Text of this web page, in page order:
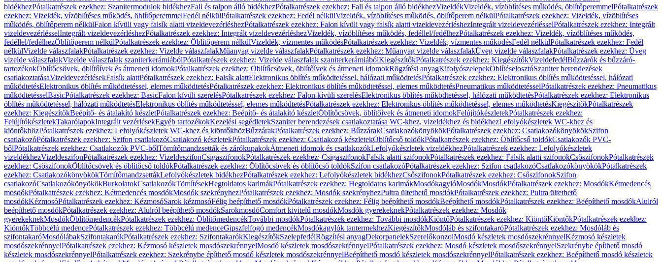
bidékhezPótalkatrészek ezekhez: Szanitermodulok bidékhezFali és talpon álló bidékhezPótalkatrészek ezekhez: Fali és talpon álló bidékhezVizeldékVizeldék, vízöblítéses működés, öblítőperemmelPótalkatrészek
ezekhez: Vizeldék, vízöblítéses működés, öblítőperemmelFedél nélkülPótalkatrészek ezekhez: Fedél nélkülVizeldék, vízöblítéses működés, öblítőperem nélkülPótalkatrészek ezekhez: Vizeldék, vízöblítéses
működés, öblítőperem nélkülFalon kívüli vagy falsík alatti vizeldevezérléshezPótalkatrészek ezekhez: Falon kívüli vagy falsík alatti vizeldevezérléshezIntegrált vizeldevezérlésselPótalkatrészek ezekhez: Integrált
vizeldevezérlésselIntegrált vizeldevezérléshezPótalkatrészek ezekhez: Integrált vizeldevezérléshezVizeldék, vízöblítéses működés, fedéllel/fedélhezPótalkatrészek ezekhez: Vizeldék, vízöblítéses működés,
fedéllel/fedélhezÖblítőperem nélkülPótalkatrészek ezekhez: Öblítőperem nélkülVizeldék, vízmentes működésPótalkatrészek ezekhez: Vizeldék, vízmentes működésFedél nélkülPótalkatrészek ezekhez: Fedél
nélkülVizelde válaszfalakPótalkatrészek ezekhez: Vizelde válaszfalakMűanyag vizelde válaszfalakPótalkatrészek ezekhez: Műanyag vizelde válaszfalakÜveg vizelde válaszfalakPótalkatrészek ezekhez: Üveg
vizelde válaszfalakVizelde válaszfalak szaniterkerámiábólPótalkatrészek ezekhez: Vizelde válaszfalak szaniterkerámiábólKiegészítőkPótalkatrészek ezekhez: KiegészítőkVizeldefedélBűzzárók és bűzzáró-
tartozékokÖblítőcsövek, öblítőívek és átmeneti idomokPótalkatrészek ezekhez: Öblítőcsövek, öblítőívek és átmeneti idomokRögzítési anyagKifolyószelepekÖblítéselosztóSzaniter berendezések
csatlakoztatásaVizeldevezérlésekFalsík alattPótalkatrészek ezekhez: Falsík alattElektronikus öblítés működtetéssel, hálózati működtetésPótalkatrészek ezekhez: Elektronikus öblítés működtetéssel, hálózati
működtetésElektronikus öblítés működtetéssel, elemes működtetésPótalkatrészek ezekhez: Elektronikus öblítés működtetéssel, elemes működtetésPneumatikus működtetésselPótalkatrészek ezekhez: Pneumatikus
működtetésselBasicPótalkatrészek ezekhez: BasicFalon kívüli szerelésPótalkatrészek ezekhez: Falon kívüli szerelésElektronikus öblítés működtetéssel, hálózati működtetésPótalkatrészek ezekhez: Elektronikus
öblítés működtetéssel, hálózati működtetésElektronikus öblítés működtetéssel, elemes működtetésPótalkatrészek ezekhez: Elektronikus öblítés működtetéssel, elemes működtetésKiegészítőkPótalkatrészek
ezekhez: KiegészítőkBeépítő- és átalakító készletPótalkatrészek ezekhez: Beépítő- és átalakító készletÖblítőcsövek, öblítőívek és átmeneti idomokFelújítókészletekPótalkatrészek ezekhez:
FelújítókészletekTakarólapokIntegrált vezérlésekEgyéb tartozékokKezelési segédletekSzaniter berendezések csatlakoztatása WC-khez, vizeldékhez és bidékhezLefolyókészletek WC-khez és
kiöntőkhözPótalkatrészek ezekhez: Lefolyókészletek WC-khez és kiöntőkhözBűzzárakPótalkatrészek ezekhez: BűzzárakCsatlakozókönyökökPótalkatrészek ezekhez: CsatlakozókönyökökSzifon
csatlakozóPótalkatrészek ezekhez: Szifon csatlakozóCsatlakozó készletekPótalkatrészek ezekhez: Csatlakozó készletekÖblítőcső toldókPótalkatrészek ezekhez: Öblítőcső toldókCsatlakozók PVC-
bőlPótalkatrészek ezekhez: Csatlakozók PVC-bőlTömítőmandzsetták és zárókupakokÁtmeneti idomok és csatlakozókLefolyókészletek vizeldékhezPótalkatrészek ezekhez: Lefolyókészletek
vizeldékhezVizeldeszifonPótalkatrészek ezekhez: VizeldeszifonCsigaszifonokPótalkatrészek ezekhez: CsigaszifonokFalsík alatti szifonokPótalkatrészek ezekhez: Falsík alatti szifonokCsőszifonokPótalkatrészek
ezekhez: CsőszifonokÖblítőcsövek és öblítőcső toldókPótalkatrészek ezekhez: Öblítőcsövek és öblítőcső toldókSzifon csatlakozóPótalkatrészek ezekhez: Szifon csatlakozóCsatlakozókönyökökPótalkatrészek
ezekhez: CsatlakozókönyökökTömítőmandzsettákLefolyókészletek bidékhezPótalkatrészek ezekhez: Lefolyókészletek bidékhezCsőszifonokPótalkatrészek ezekhez: CsőszifonokSzifon
csatlakozóCsatlakozókönyökökBurkolatokCsatlakozókTömítésekHegtoldatos karimákPótalkatrészek ezekhez: Hegtoldatos karimákMosdókagylóMosdókMosdókPótalkatrészek ezekhez: MosdókKétmedencés
mosdókPótalkatrészek ezekhez: Kétmedencés mosdókMosdók szekrényhezPótalkatrészek ezekhez: Mosdók szekrényhezPultra ültethető mosdókPótalkatrészek ezekhez: Pultra ültethető
mosdókKézmosóPótalkatrészek ezekhez: KézmosóSarok kézmosóFélig beépíthető mosdókPótalkatrészek ezekhez: Félig beépíthető mosdókBeépíthető mosdókPótalkatrészek ezekhez: Beépíthető mosdókAlulról
beépíthető mosdókPótalkatrészek ezekhez: Alulról beépíthető mosdókSarokmosdóComfort kivitelű mosdókMosdók gyerekeknekPótalkatrészek ezekhez: Mosdók
gyerekeknekMosdókÖblítőmedencékPótalkatrészek ezekhez: ÖblítőmedencékTovábbi mosdókPótalkatrészek ezekhez: További mosdókKiöntőPótalkatrészek ezekhez: KiöntőKiöntőkPótalkatrészek ezekhez:
KiöntőkTöbbcélú medencePótalkatrészek ezekhez: Többcélú medenceGipszfelfogó medencékMosdókagylók tantermekhezKiegészítőkMosdóláb és szifontakaróPótalkatrészek ezekhez: Mosdóláb és
szifontakaróMosdólábakSzifontakarókPótalkatrészek ezekhez: SzifontakarókKiegészítőkSzelepfedélRögzítési anyagDekorpanelekSzerelőkonzolMosdó készletek mosdószekrénnyelKézmosó készletek
mosdószekrénnyelPótalkatrészek ezekhez: Kézmosó készletek mosdószekrénnyelMosdó készletek mosdószekrénnyelPótalkatrészek ezekhez: Mosdó készletek mosdószekrénnyelSzekrénybe építhető mosdó
készletek mosdószekrénnyelPótalkatrészek ezekhez: Szekrénybe építhető mosdó készletek mosdószekrénnyelBeépíthető mosdó készletek mosdószekrénnyelPótalkatrészek ezekhez: Beépíthető mosdó készletek